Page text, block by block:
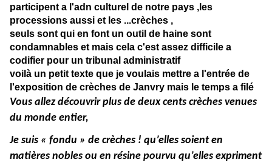
participent a l'adn culturel de notre pays ,les
processions aussi et les ...crèches ,
seuls sont qui en font un outil de haine sont
condamnables et mais cela c'est assez difficile a
codifier pour un tribunal administratif
voilà un petit texte que je voulais mettre a l'entrée de
l'exposition de crèches de Janvry mais le temps a filé
Vous allez découvrir plus de deux cents crèches venues
du monde entier,
Je suis « fondu » de crèches ! qu’elles soient en
matières nobles ou en résine pourvu qu’elles expriment